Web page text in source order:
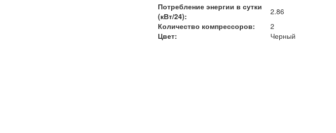
Потребление энергии в сутки
(кВт/24):
2.86
Количество компрессоров:
2
Цвет:
Черный